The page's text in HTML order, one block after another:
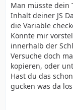
Man müsste dein
Inhalt deiner JS
die Variable
Könnte mir
innerhalb der
Versuche doch
kopieren, oder
Hast du das
gucken was da